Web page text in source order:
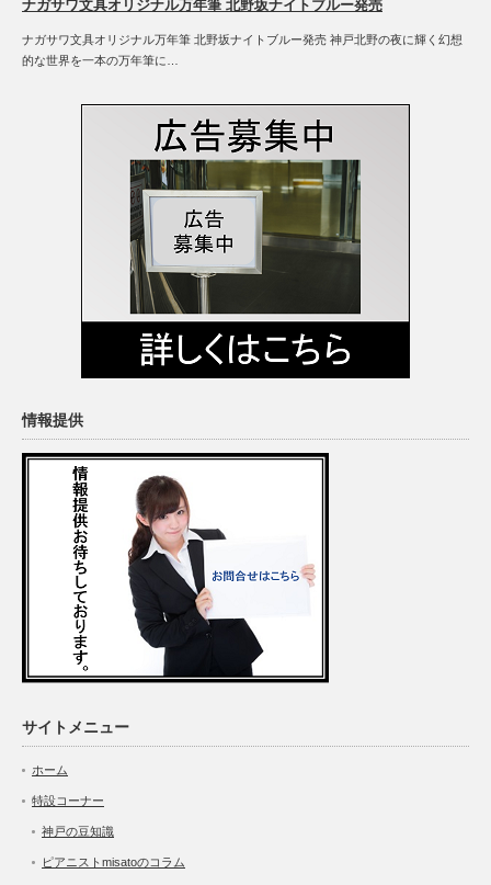
ナガサワ文具オリジナル万年筆 北野坂ナイトブルー発売
ナガサワ文具オリジナル万年筆 北野坂ナイトブルー発売 神戸北野の夜に輝く幻想
的な世界を一本の万年筆に…
情報提供
サイトメニュー
ホーム
特設コーナー
神戸の豆知識
ピアニストmisatoのコラム